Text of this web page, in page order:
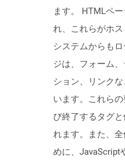
ます。 HTMLペ
れ、これらがホ
システムからも
ジは、フォーム
ション、リンク
います。これら
び終了するタグ
れます。また、
めに、JavaScript